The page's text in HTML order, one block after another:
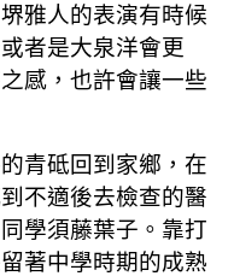
雅人的表演有時候
者是大泉洋會更
感，也許會讓一些
青砥回到家鄉，在
不適後去檢查的醫
學須藤葉子。靠打
著中學時期的成熟